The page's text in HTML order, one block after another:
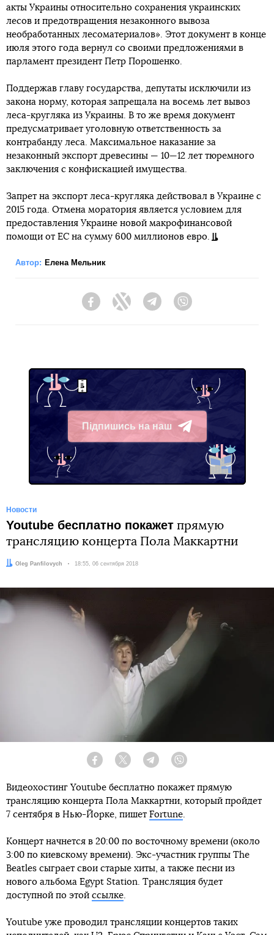
акты Украины относительно сохранения украинских
лесов и предотвращения незаконного вывоза
необработанных лесоматериалов». Этот документ в конце
июля этого года вернул со своими предложениями в
парламент президент Петр Порошенко.
Поддержав главу государства, депутаты исключили из
закона норму, которая запрещала на восемь лет вывоз
леса-кругляка из Украины. В то же время документ
предусматривает уголовную ответственность за
контрабанду леса. Максимальное наказание за
незаконный экспорт древесины — 10—12 лет тюремного
заключения с конфискацией имущества.
Запрет на экспорт леса-кругляка действовал в Украине с
2015 года. Отмена моратория является условием для
предоставления Украине новой макрофинансовой
помощи от ЕС на сумму 600 миллионов евро.
Автор: Елена Мельник
FacebookTwitter Telegram
Підпишись на наш
Telegram
Новости
Youtube бесплатно покажет прямую
трансляцию концерта Пола Маккартни
Автор:
Oleg Panfilovych Дата:
18:55, 06 сентября 2018
Facebook Twitter Telegram
Видеохостинг Youtube бесплатно покажет прямую
трансляцию концерта Пола Маккартни, который пройдет
7 сентября в Нью-Йорке, пишет Fortune.
Концерт начнется в 20:00 по восточному времени (около
3:00 по киевскому времени). Экс-участник группы The
Beatles сыграет свои старые хиты, а также песни из
нового альбома Egypt Station. Трансляция будет
доступной по этой ссылке.
Youtube уже проводил трансляции концертов таких